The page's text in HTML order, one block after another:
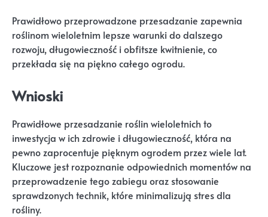
Prawidłowo przeprowadzone przesadzanie zapewnia
roślinom wieloletnim lepsze warunki do dalszego
rozwoju, długowieczność i obfitsze kwitnienie, co
przekłada się na piękno całego ogrodu.
Wnioski
Prawidłowe przesadzanie roślin wieloletnich to
inwestycja w ich zdrowie i długowieczność, która na
pewno zaprocentuje pięknym ogrodem przez wiele lat.
Kluczowe jest rozpoznanie odpowiednich momentów na
przeprowadzenie tego zabiegu oraz stosowanie
sprawdzonych technik, które minimalizują stres dla
rośliny.